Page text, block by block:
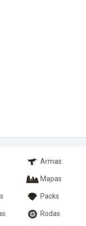
Armas
Mapas
Packs
Rodas